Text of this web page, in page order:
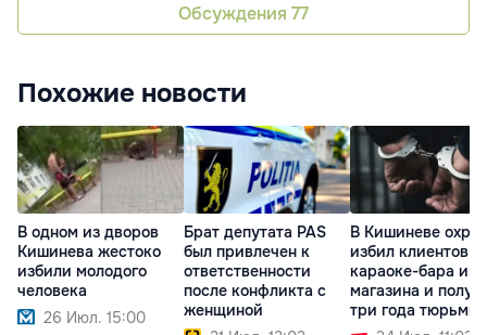
Обсуждения 77
Похожие новости
В одном из дворов
Кишинева жестоко
избили молодого
человека
26 Июл. 15:00
Брат депутата PAS
был привлечен к
ответственности
после конфликта с
женщиной
В Кишиневе
избил клиентов
караоке-бара и
магазина и
три года тюрьмы